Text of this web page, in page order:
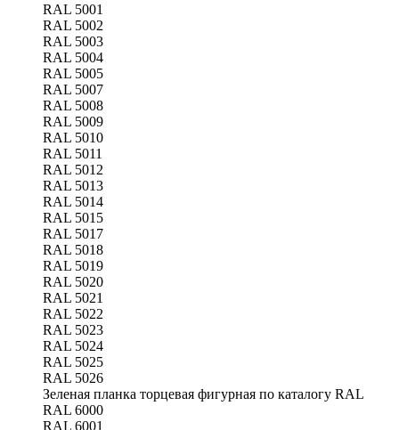
RAL 5001
RAL 5002
RAL 5003
RAL 5004
RAL 5005
RAL 5007
RAL 5008
RAL 5009
RAL 5010
RAL 5011
RAL 5012
RAL 5013
RAL 5014
RAL 5015
RAL 5017
RAL 5018
RAL 5019
RAL 5020
RAL 5021
RAL 5022
RAL 5023
RAL 5024
RAL 5025
RAL 5026
Зеленая планка торцевая фигурная по каталогу RAL
RAL 6000
RAL 6001